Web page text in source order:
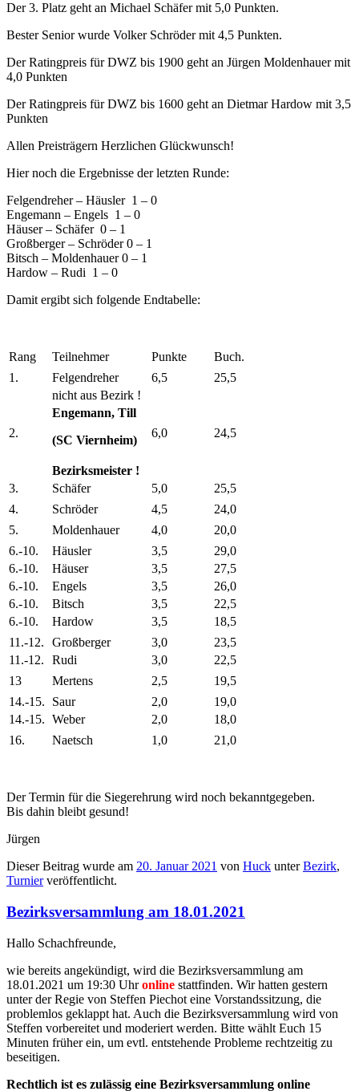
Der 3. Platz geht an Michael Schäfer mit 5,0 Punkten.
Bester Senior wurde Volker Schröder mit 4,5 Punkten.
Der Ratingpreis für DWZ bis 1900 geht an Jürgen Moldenhauer mit
4,0 Punkten
Der Ratingpreis für DWZ bis 1600 geht an Dietmar Hardow mit 3,5
Punkten
Allen Preisträgern Herzlichen Glückwunsch!
Hier noch die Ergebnisse der letzten Runde:
Felgendreher – Häusler 1 – 0
Engemann – Engels 1 – 0
Häuser – Schäfer 0 – 1
Großberger – Schröder 0 – 1
Bitsch – Moldenhauer 0 – 1
Hardow – Rudi 1 – 0
Damit ergibt sich folgende Endtabelle:
Rang Teilnehmer Punkte
Buch.
1.
Felgendreher 6,5
25,5
nicht aus Bezirk !
2.
Engemann, Till
(SC Viernheim)
6,0 24,5
Bezirksmeister !
3.
Schäfer 5,0
25,5
4.
Schröder 4,5
24,0
5.
Moldenhauer 4,0
20,0
6.-10.
Häusler 3,5
29,0
6.-10.
Häuser 3,5
27,5
6.-10.
Engels 3,5
26,0
6.-10.
Bitsch 3,5
22,5
6.-10.
Hardow 3,5
18,5
11.-12.
Großberger 3,0
23,5
11.-12.
Rudi 3,0
22,5
13
Mertens 2,5
19,5
14.-15.
Saur 2,0
19,0
14.-15. Weber 2,0
18,0
16.
Naetsch 1,0 21,0
Der Termin für die Siegerehrung wird noch bekanntgegeben.
Bis dahin bleibt gesund!
Jürgen
Dieser Beitrag wurde am 20. Januar 2021 von Huck unterBezirk,
Turnierveröffentlicht.
Bezirksversammlung am 18.01.2021
Hallo Schachfreunde,
wie bereits angekündigt, wird die Bezirksversammlung am
18.01.2021 um 19:30 Uhronline stattfinden. Wir hatten gestern
unter der Regie von Steffen Piechot eine Vorstandssitzung, die
problemlos geklappt hat. Auch die Bezirksversammlung wird von
Steffen vorbereitet und moderiert werden. Bitte wählt Euch 15
Minuten früher ein, um evtl. entstehende Probleme rechtzeitig zu
beseitigen.
Rechtlich ist es zulässig eine Bezirksversammlung online